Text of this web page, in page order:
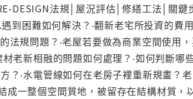
DESIGN法規│屋況評估│修繕工法│關
到困難如何解決？‧翻新老宅所投資的費
法規問題？‧老屋若要做為商業空間使用
老新相融的問題如何處理？‧如何判斷哪
？‧水電管線如何在老房子裡重新規畫？
一整個空間質地，被留存在結構材質，